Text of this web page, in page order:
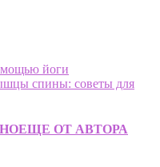
йоги
спины: советы для
ЕЩЕ ОТ АВТОРА